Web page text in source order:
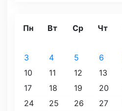
Пн Вт Ср Чт
3
4 5 6
10
11 12 13
17
18 19 20
24
25 26 27